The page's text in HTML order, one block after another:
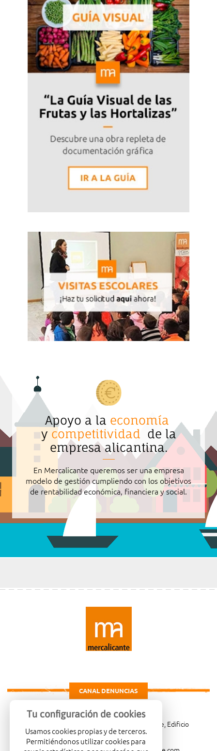
Apoyo a la economía
y competitividad de la
empresa alicantina.
En Mercalicante queremos ser una empresa
modelo de gestión cumpliendo con los objetivos
de rentabilidad económica, financiera y social.
CANAL DENUNCIAS
Carretera de Madrid Km. 4, 03114 Alicante, Edificio
Administrativo, planta 3ª
Tu configuración de cookies
Usamos cookies propias y de terceros.
Permitiéndonos utilizar cookies para